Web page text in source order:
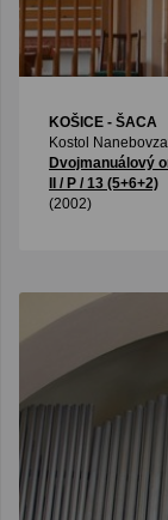
KOŠICE - ŠACA
Kostol
Dvojmanuálový
II / P / 13 (5+6+2)
(2002)